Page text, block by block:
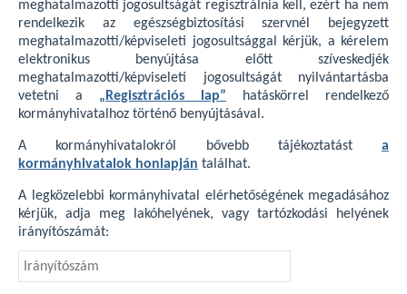
meghatalmazotti jogosultságát regisztrálnia kell, ezért ha nem
rendelkezik az egészségbiztosítási szervnél bejegyzett
meghatalmazotti/képviseleti jogosultsággal kérjük, a kérelem
elektronikus benyújtása előtt szíveskedjék
meghatalmazotti/képviseleti jogosultságát nyilvántartásba
vetetni a „Regisztrációs lap” hatáskörrel rendelkező
kormányhivatalhoz történő benyújtásával.
A kormányhivatalokról bővebb tájékoztatást a
kormányhivatalok honlapján találhat.
A legközelebbi kormányhivatal elérhetőségének megadásához
kérjük, adja meg lakóhelyének, vagy tartózkodási helyének
irányítószámát: